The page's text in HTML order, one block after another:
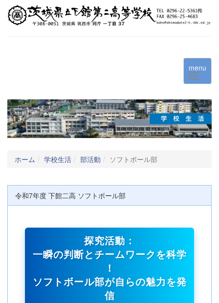
menu
ホーム 学校生活 部活動 ソフトボール部
令和7年度 下館二高 ソフトボール部
探究活動：
一瞬の判断とチームワークを科学
！
ソフトボール部が自らの魅力を発
信